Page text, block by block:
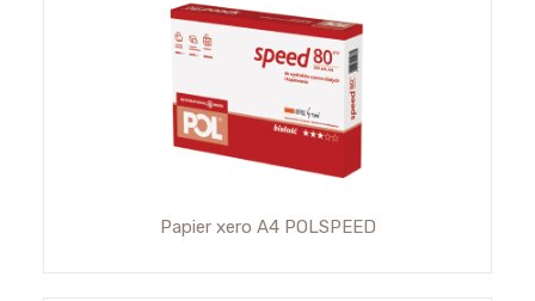
Papier xero A4 POLSPEED